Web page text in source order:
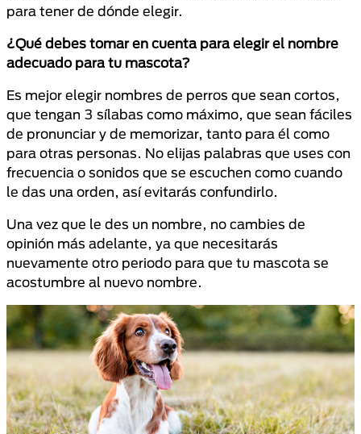
para tener de dónde elegir.
¿Qué debes tomar en cuenta para elegir el nombre
adecuado para tu mascota?
Es mejor elegir nombres de perros que sean cortos,
que tengan 3 sílabas como máximo, que sean fáciles
de pronunciar y de memorizar, tanto para él como
para otras personas. No elijas palabras que uses con
frecuencia o sonidos que se escuchen como cuando
le das una orden, así evitarás confundirlo.
Una vez que le des un nombre, no cambies de
opinión más adelante, ya que necesitarás
nuevamente otro periodo para que tu mascota se
acostumbre al nuevo nombre.